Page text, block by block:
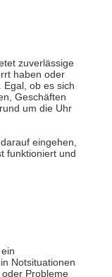
zuverlässige
haben oder
Egal, ob es sich
Geschäften
um die Uhr
eingehen,
funktioniert und
Notsituationen
Probleme